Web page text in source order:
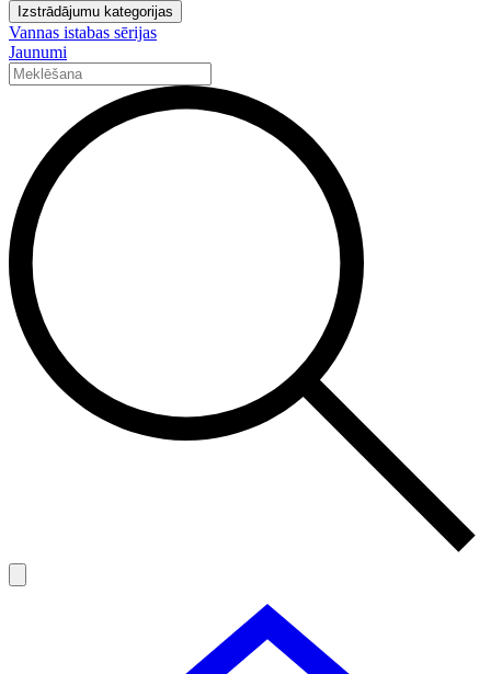
Izstrādājumu kategorijas
Vannas istabas sērijas
Jaunumi